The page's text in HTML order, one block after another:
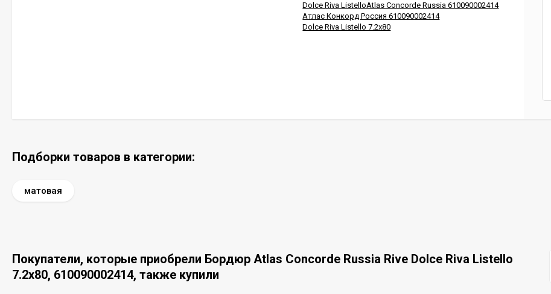
Dolce Riva ListelloAtlas Concorde Russia 610090002414
Атлас Конкорд Россия 610090002414
Dolce Riva Listello 7.2x80
Подборки товаров в категории:
матовая
Покупатели, которые приобрели Бордюр Atlas Concorde Russia Rive Dolce Riva Listello
7.2x80, 610090002414, также купили